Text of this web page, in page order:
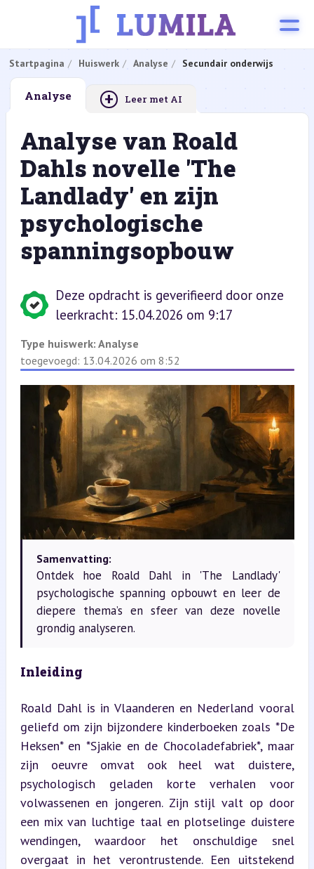
Startpagina Huiswerk Analyse Secundair onderwijs
Analyse + Leer met AI
Analyse van Roald
Dahls novelle 'The
Landlady' en zijn
psychologische
spanningsopbouw
Deze opdracht is geverifieerd door onze
leerkracht: 15.04.2026 om 9:17
Type huiswerk: Analyse
toegevoegd: 13.04.2026 om 8:52
Samenvatting:
Ontdek hoe Roald Dahl in 'The Landlady'
psychologische spanning opbouwt en leer de
diepere thema’s en sfeer van deze novelle
grondig analyseren.
Inleiding
Roald Dahl is in Vlaanderen en Nederland vooral
geliefd om zijn bijzondere kinderboeken zoals *De
Heksen* en *Sjakie en de Chocoladefabriek*, maar
zijn oeuvre omvat ook heel wat duistere,
psychologisch geladen korte verhalen voor
volwassenen en jongeren. Zijn stijl valt op door
een mix van luchtige taal en plotselinge duistere
wendingen, waardoor het onschuldige snel
overgaat in het verontrustende. Een uitstekend